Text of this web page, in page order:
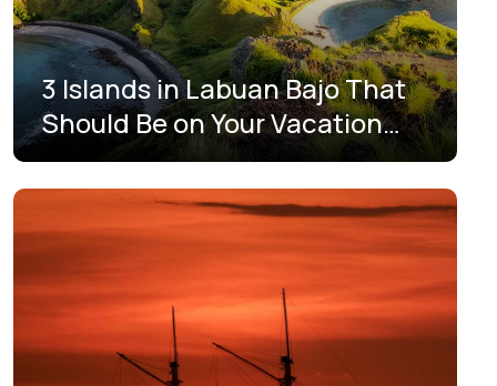
يوجياكارتا
3 Islands in Labuan Bajo That
Should Be on Your Vacation
List